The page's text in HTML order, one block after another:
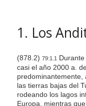
1. Los
(878.2) 79:1.1
casi el año 2000 a.
predominantemente,
las tierras bajas del
rodeando los lagos
Europa, mientras